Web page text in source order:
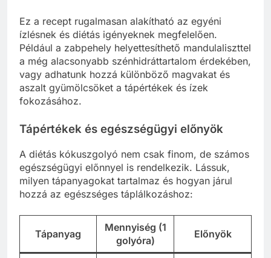
Ez a recept rugalmasan alakítható az egyéni
ízlésnek és diétás igényeknek megfelelően.
Például a zabpehely helyettesíthető mandulaliszttel
a még alacsonyabb szénhidráttartalom érdekében,
vagy adhatunk hozzá különböző magvakat és
aszalt gyümölcsöket a tápértékek és ízek
fokozásához.
Tápértékek és egészségügyi előnyök
A diétás kókuszgolyó nem csak finom, de számos
egészségügyi előnnyel is rendelkezik. Lássuk,
milyen tápanyagokat tartalmaz és hogyan járul
hozzá az egészséges táplálkozáshoz:
Tápanyag
Mennyiség (1
golyóra)
Előnyök